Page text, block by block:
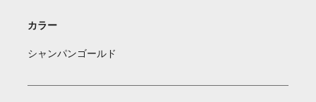
カラー
シャンパンゴールド